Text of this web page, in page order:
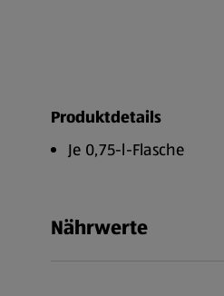
Produktdetails
Je 0,75-l-Flasche
Nährwerte